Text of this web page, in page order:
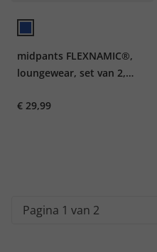
midpants FLEXNAMIC®,
loungewear, set van 2,
€ 29,99
Pagina 1 van 2